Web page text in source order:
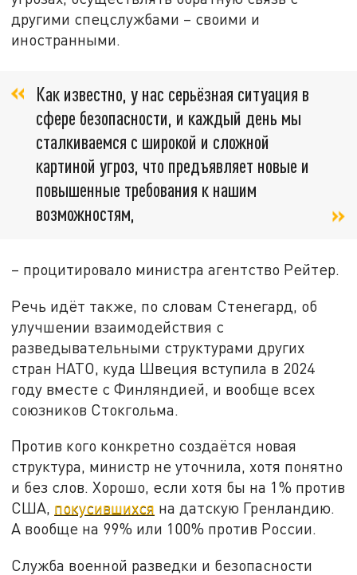
другими спецслужбами – своими и
иностранными.
Как известно, у нас серьёзная ситуация в
сфере безопасности, и каждый день мы
сталкиваемся с широкой и сложной
картиной угроз, что предъявляет новые и
повышенные требования к нашим
возможностям,
– процитировало министра агентство Рейтер.
Речь идёт также, по словам Стенегард, об
улучшении взаимодействия с
разведывательными структурами других
стран НАТО, куда Швеция вступила в 2024
году вместе с Финляндией, и вообще всех
союзников Стокгольма.
Против кого конкретно создаётся новая
структура, министр не уточнила, хотя понятно
и без слов. Хорошо, если хотя бы на 1% против
США, покусившихся на датскую Гренландию.
А вообще на 99% или 100% против России.
Служба военной разведки и безопасности